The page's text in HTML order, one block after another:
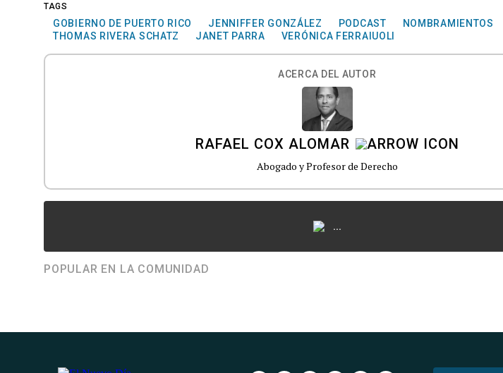
TAGS
GOBIERNO DE PUERTO RICO JENNIFFER GONZÁLEZ PODCAST
NOMBRAMIENTOS
THOMAS RIVERA SCHATZ
JANET PARRA VERÓNICA FERRAIUOLI
ACERCA DEL AUTOR
RAFAEL COX ALOMAR
Abogado y Profesor de Derecho
...
POPULAR EN LA COMUNIDAD